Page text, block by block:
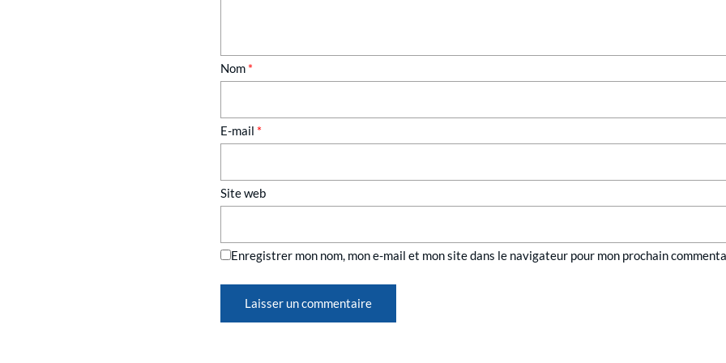
Nom *
E-mail *
Site web
Enregistrer mon nom, mon e-mail et mon site dans le navigateur pour mon prochain